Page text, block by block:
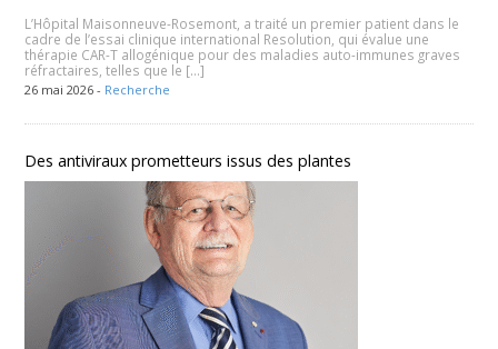
L’Hôpital Maisonneuve-Rosemont, a traité un premier patient dans le
cadre de l’essai clinique international Resolution, qui évalue une
thérapie CAR-T allogénique pour des maladies auto-immunes graves
réfractaires, telles que le […]
26 mai 2026 - Recherche
Des antiviraux prometteurs issus des plantes